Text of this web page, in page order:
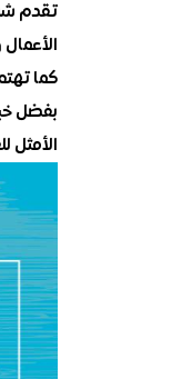
تقدم
كما
بفضل
الأمثل